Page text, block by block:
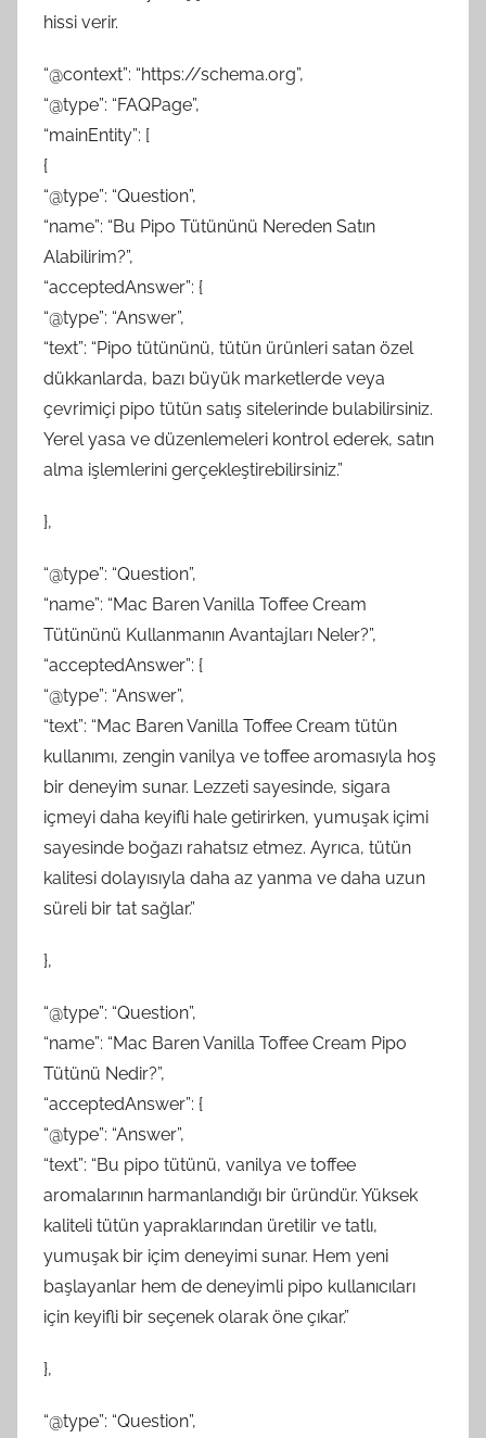
hissi verir.
“@context”: “https://schema.org”,
“@type”: “FAQPage”,
“mainEntity”: [
{
“@type”: “Question”,
“name”: “Bu Pipo Tütününü Nereden Satın
Alabilirim?”,
“acceptedAnswer”: {
“@type”: “Answer”,
“text”: “Pipo tütününü, tütün ürünleri satan özel
dükkanlarda, bazı büyük marketlerde veya
çevrimiçi pipo tütün satış sitelerinde bulabilirsiniz.
Yerel yasa ve düzenlemeleri kontrol ederek, satın
alma işlemlerini gerçekleştirebilirsiniz.”
},
“@type”: “Question”,
“name”: “Mac Baren Vanilla Toffee Cream
Tütününü Kullanmanın Avantajları Neler?”,
“acceptedAnswer”: {
“@type”: “Answer”,
“text”: “Mac Baren Vanilla Toffee Cream tütün
kullanımı, zengin vanilya ve toffee aromasıyla hoş
bir deneyim sunar. Lezzeti sayesinde, sigara
içmeyi daha keyifli hale getirirken, yumuşak içimi
sayesinde boğazı rahatsız etmez. Ayrıca, tütün
kalitesi dolayısıyla daha az yanma ve daha uzun
süreli bir tat sağlar.”
},
“@type”: “Question”,
“name”: “Mac Baren Vanilla Toffee Cream Pipo
Tütünü Nedir?”,
“acceptedAnswer”: {
“@type”: “Answer”,
“text”: “Bu pipo tütünü, vanilya ve toffee
aromalarının harmanlandığı bir üründür. Yüksek
kaliteli tütün yapraklarından üretilir ve tatlı,
yumuşak bir içim deneyimi sunar. Hem yeni
başlayanlar hem de deneyimli pipo kullanıcıları
için keyifli bir seçenek olarak öne çıkar.”
},
“@type”: “Question”,